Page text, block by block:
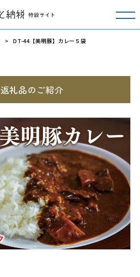
DT-44【美明豚】カレー５袋
返礼品のご紹介